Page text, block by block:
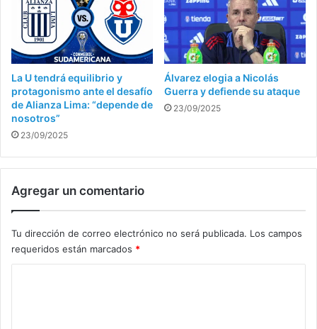
La U tendrá equilibrio y
protagonismo ante el desafío
de Alianza Lima: “depende de
nosotros”
23/09/2025
Álvarez elogia a Nicolás
Guerra y defiende su ataque
23/09/2025
Agregar un comentario
Tu dirección de correo electrónico no será publicada. Los campos
requeridos están marcados *